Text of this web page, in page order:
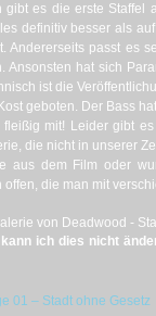
gibt es die erste Staffel
definitiv besser als
Andererseits passt es
Ansonsten hat sich
ist die
geboten. Der Bass
fleißig mit! Leider gibt
die nicht in unserer
aus dem Film oder
offen, die man mit
von Deadwood -
kann ich dies nicht
01 – Stadt ohne Gesetz